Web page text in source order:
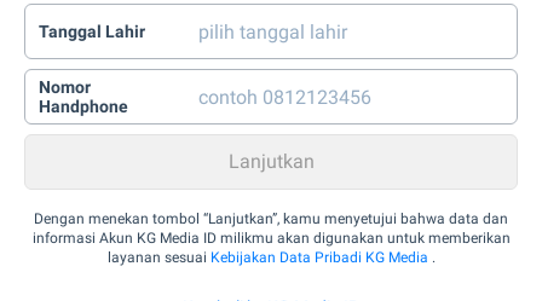
Tanggal Lahir
Nomor
Handphone
Dengan menekan tombol “Lanjutkan”, kamu menyetujui bahwa data dan
informasi Akun KG Media ID milikmu akan digunakan untuk memberikan
layanan sesuai Kebijakan Data Pribadi KG Media .